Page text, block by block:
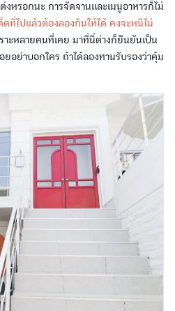
หรอกนะ การจัดจานและเมนูอาหารก็ไม่
ดที่ไปแล้วต้องลองกินให้ได้ คงจะหนีไม่
าะหลายคนที่เคย มาที่นี่ต่างก็ยืนยันเป็น
ยอย่าบอกใคร ถ้าได้ลองทานรับรองว่าคุ้ม